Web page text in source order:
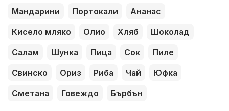
Мандарини
Портокали
Ананас
Кисело мляко
Олио Хляб
Шоколад
Салам
Шунка Пица Сок
Пиле
Свинско
Ориз Риба Чай
Юфка
Сметана
Говеждо Бърбън